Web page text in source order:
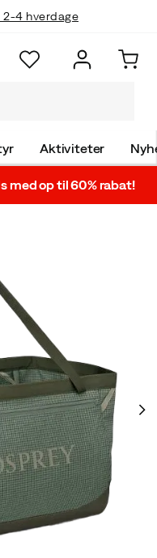
2-4 hverdage
Aktiviteter
med op til 60% rabat!